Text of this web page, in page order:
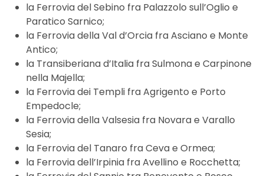
la Ferrovia del Sebino fra Palazzolo sull’Oglio e
Paratico Sarnico;
la Ferrovia della Val d’Orcia fra Asciano e Monte
Antico;
la Transiberiana d’Italia fra Sulmona e Carpinone
nella Majella;
la Ferrovia dei Templi fra Agrigento e Porto
Empedocle;
la Ferrovia della Valsesia fra Novara e Varallo
Sesia;
la Ferrovia del Tanaro fra Ceva e Ormea;
la Ferrovia dell’Irpinia fra Avellino e Rocchetta;